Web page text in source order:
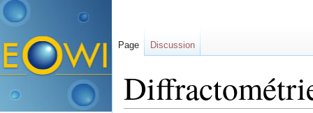
Page Discussion